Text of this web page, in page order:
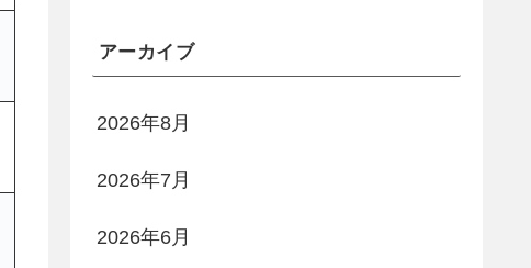
アーカイブ
2026年8月
2026年7月
2026年6月